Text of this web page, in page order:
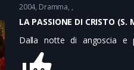
2004 Dramma
LA PASSIONE DI CRISTO
Dalla notte di angoscia e
sudare sangue, alla
Calvario, il film narra le ultime